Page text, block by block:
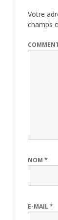
Votre
champs
NOM *
E-MAIL*